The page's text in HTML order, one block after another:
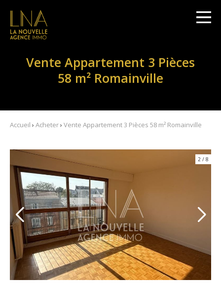
Vente Appartement 3 Pièces
58 m² Romainville
Accueil › Acheter› Vente Appartement 3 Pièces 58 m² Romainville
2 / 8